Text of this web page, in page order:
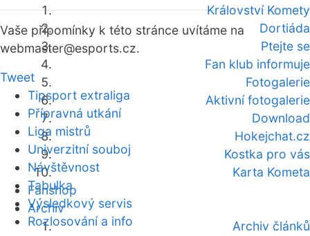
Království Komety
Dortiáda
Ptejte se
Fan klub informuje
Fotogalerie
Aktivní fotogalerie
Download
Hokejchat.cz
Kostka pro vás
Karta Kometa
Fanshop
Archiv
Archiv článků
Vaše připomínky k této stránce uvítáme na
webmaster@esports.cz.
Tweet
Tipsport extraliga
Přípravná utkání
Liga mistrů
Univerzitní souboj
Návštěvnost
Tabulka
Výsledkový servis
Rozlosování a info